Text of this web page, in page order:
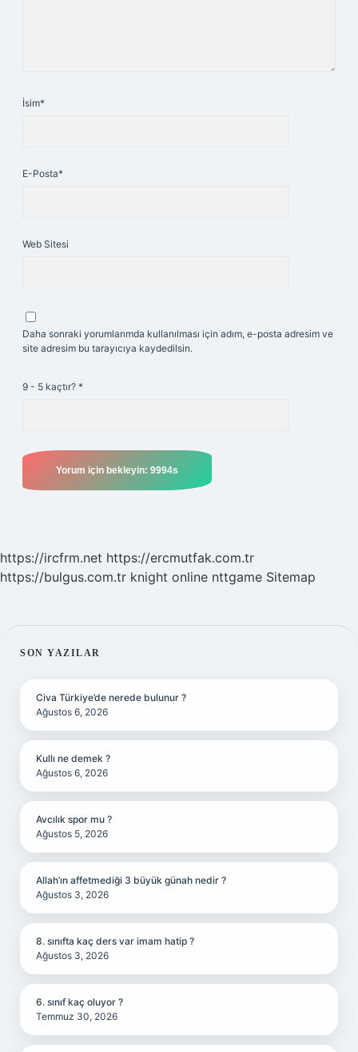
İsim*
E-Posta*
Web Sitesi
Daha sonraki yorumlarımda kullanılması için adım, e-posta adresim ve
site adresim bu tarayıcıya kaydedilsin.
9 - 5 kaçtır? *
https://ircfrm.net https://ercmutfak.com.tr
https://bulgus.com.tr knight online nttgame Sitemap
SIDEBAR
SON YAZILAR
Civa Türkiye’de nerede bulunur ?
Ağustos 6, 2026
Kullı ne demek ?
Ağustos 6, 2026
Avcılık spor mu ?
Ağustos 5, 2026
Allah’ın affetmediği 3 büyük günah nedir ?
Ağustos 3, 2026
8. sınıfta kaç ders var imam hatip ?
Ağustos 3, 2026
6. sınıf kaç oluyor ?
Temmuz 30, 2026